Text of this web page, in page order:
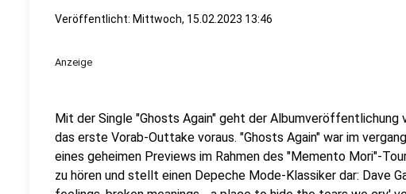
Veröffentlicht: Mittwoch, 15.02.2023 13:46
Anzeige
Mit der Single "Ghosts Again" geht der
das erste Vorab-Outtake voraus. "Ghosts Again" war im
eines geheimen Previews im Rahmen des "Memento Mori"-
zu hören und stellt einen Depeche Mode-Klassiker dar: Dave